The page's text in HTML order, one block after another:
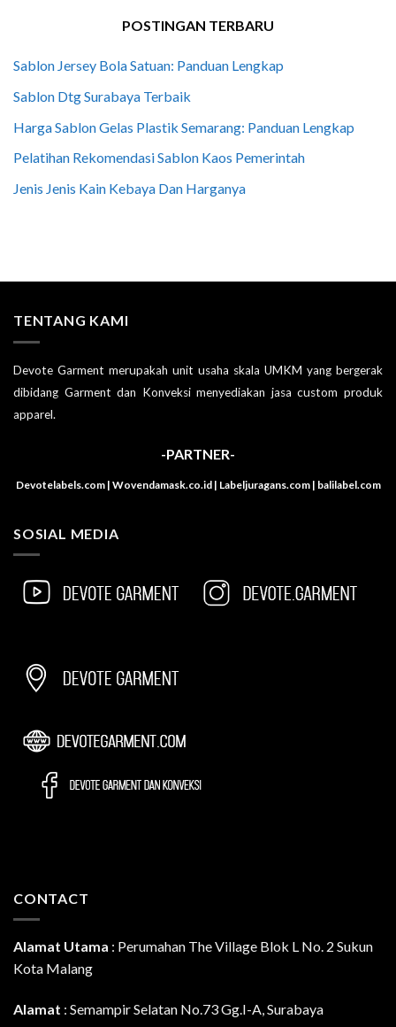
POSTINGAN TERBARU
Sablon Jersey Bola Satuan: Panduan Lengkap
Sablon Dtg Surabaya Terbaik
Harga Sablon Gelas Plastik Semarang: Panduan Lengkap
Pelatihan Rekomendasi Sablon Kaos Pemerintah
Jenis Jenis Kain Kebaya Dan Harganya
TENTANG KAMI
Devote Garment merupakah unit usaha skala UMKM yang bergerak
dibidang Garment dan Konveksi menyediakan jasa custom produk
apparel.
-PARTNER-
Devotelabels.com | Wovendamask.co.id | Labeljuragans.com | balilabel.com
SOSIAL MEDIA
CONTACT
Alamat Utama : Perumahan The Village Blok L No. 2 Sukun
Kota Malang
Alamat : Semampir Selatan No.73 Gg.I-A, Surabaya